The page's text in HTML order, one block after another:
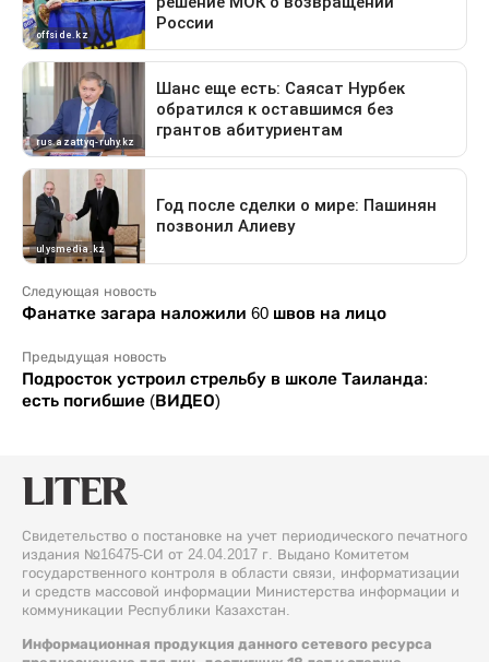
Следующая новость
Фанатке загара наложили 60 швов на лицо
Предыдущая новость
Подросток устроил стрельбу в школе Таиланда:
есть погибшие (ВИДЕО)
Свидетельство о постановке на учет периодического печатного
издания №16475-СИ от 24.04.2017 г. Выдано Комитетом
государственного контроля в области связи, информатизации
и средств массовой информации Министерства информации и
коммуникации Республики Казахстан.
Информационная продукция данного сетевого ресурса